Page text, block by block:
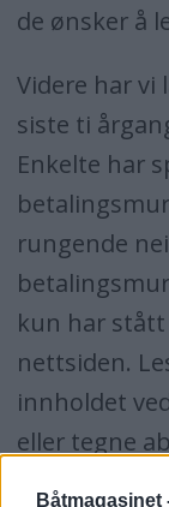
Båtmagasinet
de ønsker å
Videre har vi
siste ti
Enkelte har
rungende
kun har
nettsiden.
innholdet
eller tegne